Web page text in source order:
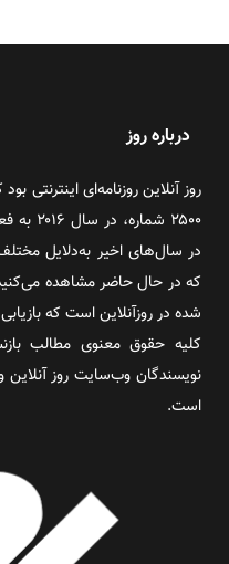
درباره روز
۲۵۰۰
در سال‌های اخیر به‌دلایل
که در حال حاضر مشاهده
شده در روزآنلاین است که
کلیه حقوق معنوی مطالب
نویسندگان وب‌سایت روز آنلاین
است.